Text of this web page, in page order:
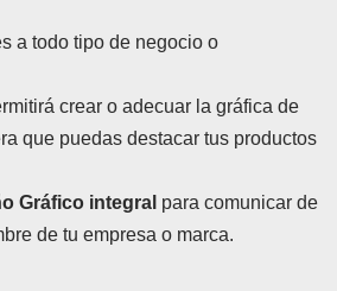
a todo tipo de negocio o
crear o adecuar la gráfica de
que puedas destacar tus productos
Gráfico integral para comunicar de
de tu empresa o marca.